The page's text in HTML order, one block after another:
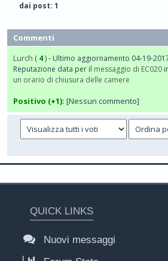
dai post: 1
Commenti
Lurch ( 4) - Ultimo aggiornamento 04-19-
Reputazione data per il messaggio di EC020
un orario di chiusura delle camere
Positivo (+1): [Nessun commento]
QUICK LINKS
Nuovi messaggi